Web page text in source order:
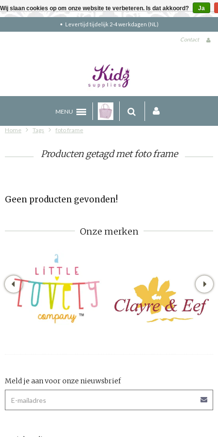
Levertijd tijdelijk 2-4 werkdagen (NL)
Contact
MENU
Home Tags foto frame
Producten getagd met foto frame
Geen producten gevonden!
Onze merken
Meld je aan voor onze nieuwsbrief
Wij slaan cookies op om onze website te verbeteren. Is dat akkoord? Ja